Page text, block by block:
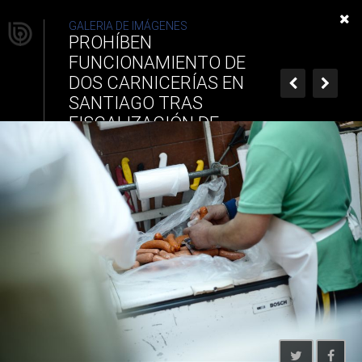
Prohíben funcionamiento de
dos carnicerías en Santiago
tras fiscalización de
autoridades
GALERIA DE IMÁGENES
PROHÍBEN
FUNCIONAMIENTO DE
DOS CARNICERÍAS EN
SANTIAGO TRAS
FISCALIZACIÓN DE
AUTORIDADES